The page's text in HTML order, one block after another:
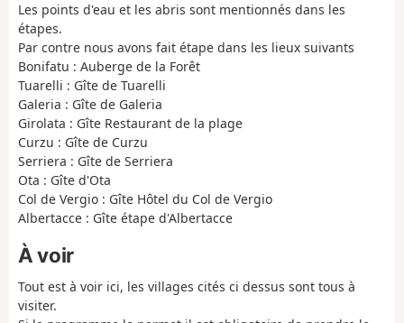
Les points d'eau et les abris sont mentionnés dans les
étapes.
Par contre nous avons fait étape dans les lieux suivants
Bonifatu : Auberge de la Forêt
Tuarelli : Gîte de Tuarelli
Galeria : Gîte de Galeria
Girolata : Gîte Restaurant de la plage
Curzu : Gîte de Curzu
Serriera : Gîte de Serriera
Ota : Gîte d'Ota
Col de Vergio : Gîte Hôtel du Col de Vergio
Albertacce : Gîte étape d'Albertacce
À voir
Tout est à voir ici, les villages cités ci dessus sont tous à
visiter.